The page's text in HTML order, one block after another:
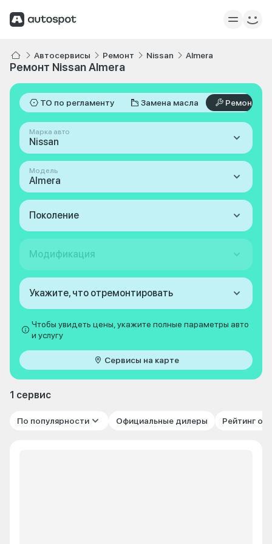
Автосервисы Ремонт Nissan Almera
Ремонт Nissan Almera
ТО по регламенту Замена масла Ремонт
Марка авто
Nissan
Модель
Almera
Поколение
Модификация
Укажите, что отремонтировать
Чтобы увидеть цены, укажите полные параметры авто
и услугу
Сервисы на карте
1 сервис
По популярности Официальные дилеры Рейтинг